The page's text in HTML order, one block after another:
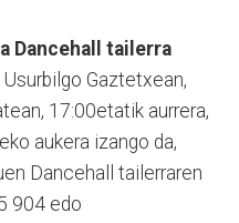
Dancehall tailerra
Gaztetxean,
17:00etatik aurrera,
aukera izango da,
Dancehall tailerraren
904 edo